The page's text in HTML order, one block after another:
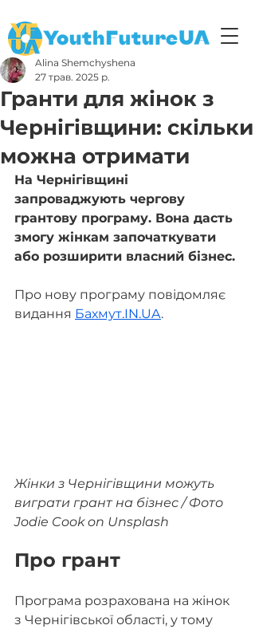
Гранти для жінок з
Чернігівщини: скільки
можна отримати
Alina Shemchyshena
27 трав. 2025 р.
На Чернігівщині
запроваджують чергову
грантову програму. Вона дасть
змогу жінкам започаткувати
або розширити власний бізнес.
Про нову програму повідомляє
видання Бахмут.IN.UA.
Жінки з Чернігівщини можуть
виграти грант на бізнес / Фото
Jodie Cook on Unsplash
Про грант
Програма розрахована на жінок
з Чернігівської області, у тому